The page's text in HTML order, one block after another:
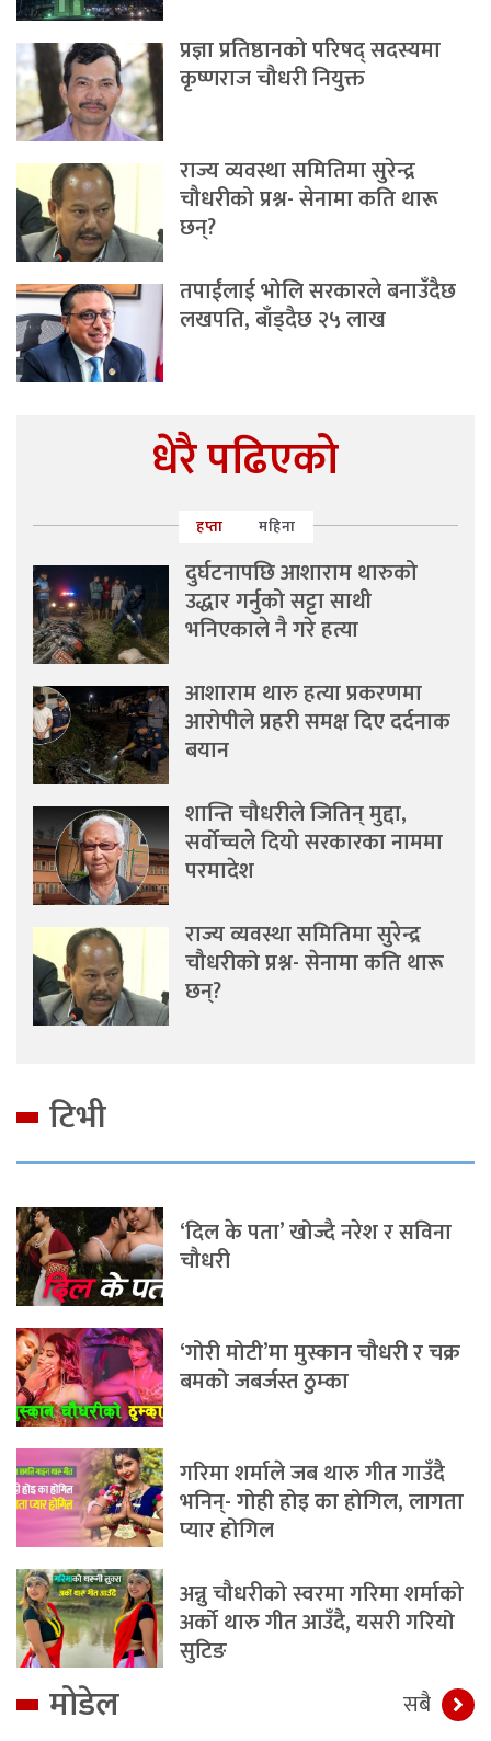
प्रज्ञा प्रतिष्ठानको परिषद् सदस्यमा
कृष्णराज चौधरी नियुक्त
राज्य व्यवस्था समितिमा सुरेन्द्र
चौधरीको प्रश्न- सेनामा कति थारू
छन्?
तपाईंलाई भोलि सरकारले बनाउँदैछ
लखपति, बाँड्दैछ २५ लाख
धेरै पढिएको
हप्ता महिना
दुर्घटनापछि आशाराम थारुको
उद्धार गर्नुको सट्टा साथी
भनिएकाले नै गरे हत्या
आशाराम थारु हत्या प्रकरणमा
आरोपीले प्रहरी समक्ष दिए दर्दनाक
बयान
शान्ति चौधरीले जितिन् मुद्दा,
सर्वोच्चले दियो सरकारका नाममा
परमादेश
राज्य व्यवस्था समितिमा सुरेन्द्र
चौधरीको प्रश्न- सेनामा कति थारू
छन्?
टिभी
‘दिल के पता’ खोज्दै नरेश र सविना
चौधरी
‘गोरी मोटी’मा मुस्कान चौधरी र चक्र
बमको जबर्जस्त ठुम्का
गरिमा शर्माले जब थारु गीत गाउँदै
भनिन्- गोही होइ का होगिल, लागता
प्यार होगिल
अन्नु चौधरीको स्वरमा गरिमा शर्माको
अर्को थारु गीत आउँदै, यसरी गरियो
सुटिङ
मोडेल सबै